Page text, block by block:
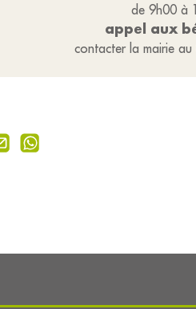
de 9h00 à
appel aux
contacter la mairie